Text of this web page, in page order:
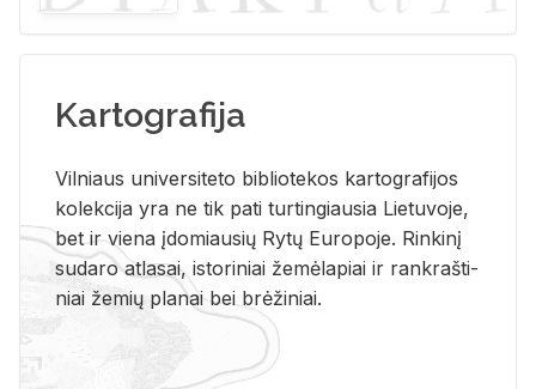
Kartografija
Vil­niaus uni­ver­si­te­to bi­b­lio­te­kos kar­to­gra­fi­jos
ko­lek­ci­ja yra ne tik pati tur­tin­giau­sia Lie­tu­vo­je,
bet ir vie­na įdo­miau­sių Rytų Eu­ro­po­je. Rin­ki­nį
su­da­ro at­la­sai, is­to­ri­niai že­mė­la­piai ir rank­raš­ti­
niai že­mių pla­nai bei brė­ži­niai.